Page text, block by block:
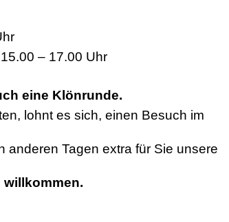
– 17.00 Uhr
eine Klönrunde.
lohnt es sich, einen Besuch im
anderen Tagen extra für Sie unsere
willkommen.